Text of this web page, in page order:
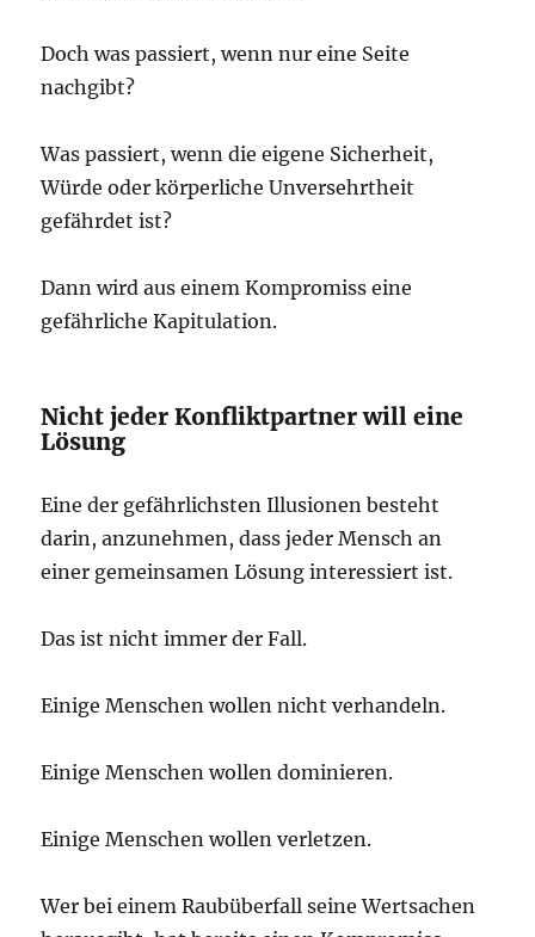
Doch was passiert, wenn nur eine Seite
nachgibt?
Was passiert, wenn die eigene Sicherheit,
Würde oder körperliche Unversehrtheit
gefährdet ist?
Dann wird aus einem Kompromiss eine
gefährliche Kapitulation.
Nicht jeder Konfliktpartner will eine
Lösung
Eine der gefährlichsten Illusionen besteht
darin, anzunehmen, dass jeder Mensch an
einer gemeinsamen Lösung interessiert ist.
Das ist nicht immer der Fall.
Einige Menschen wollen nicht verhandeln.
Einige Menschen wollen dominieren.
Einige Menschen wollen verletzen.
Wer bei einem Raubüberfall seine Wertsachen